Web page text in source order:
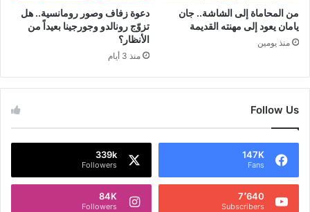
من المحاماة إلى الشاشة.. جان
يامان يعود إلى مهنته القديمة
منذ يومين
دعوة زفاف وصور رومانسية.. هل
تزوّج رونالدو وجورجينا بعيداً من
الأنظار؟
منذ 3 أيام
Follow Us
147K
Fans
339k
Followers
7٬640
Subscribers
84K
Followers